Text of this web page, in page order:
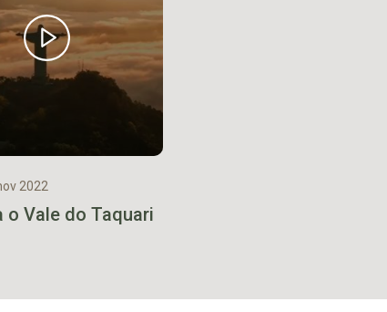
2022
o Vale do Taquari